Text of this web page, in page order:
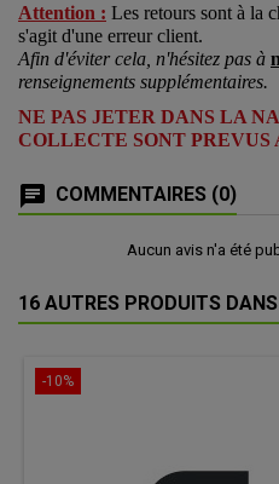
Attention : Les retours sont à la
s'agit d'une erreur client.
Afin d'éviter cela, n'hésitez pas à
renseignements supplémentaires.
NE PAS JETER DANS LA
COLLECTE SONT PREVUS
COMMENTAIRES (0)
Aucun avis n'a été
16 AUTRES PRODUITS
-10%